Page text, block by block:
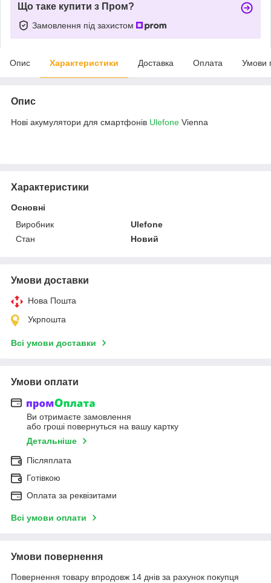
Що таке купити з Пром?
Замовлення під захистом
Опис Характеристики Доставка Оплата Умови
Опис
Нові акумулятори для смартфонів Ulefone Vienna
Характеристики
Основні
Виробник
Ulefone
Стан
Новий
Умови доставки
Нова Пошта
Укрпошта
Всі умови доставки
Умови оплати
Ви отримаєте замовлення
або гроші повернуться на вашу картку
Детальніше
Післяплата
Готівкою
Оплата за реквізитами
Всі умови оплати
Умови повернення
Повернення товару впродовж 14 днів за рахунок покупця